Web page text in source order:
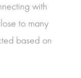
with
to many
based on